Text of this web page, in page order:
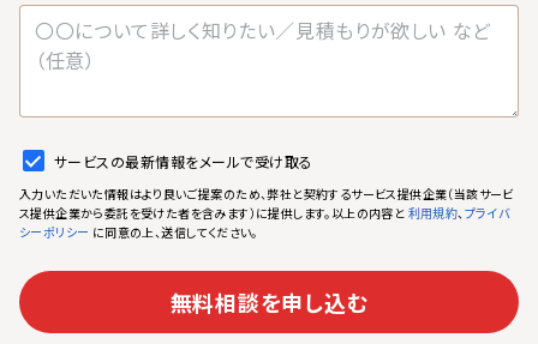
サービスの最新情報をメールで受け取る
入力いただいた情報はより良いご提案のため、弊社と契約するサービス提供企業（当該サービ
ス提供企業から委託を受けた者を含みます）に提供します。以上の内容と 利用規約、プライバ
シーポリシー に同意の上、送信してください。
無料相談を申し込む